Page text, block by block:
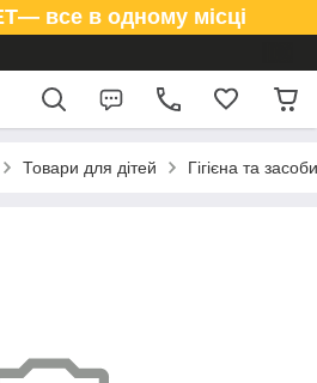
все в одному місці
Товари для дітей Гігієна та